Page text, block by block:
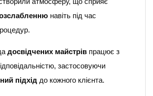
навіть під час
досвідчених майстрів працює з
застосовуючи
підхід до кожного клієнта.